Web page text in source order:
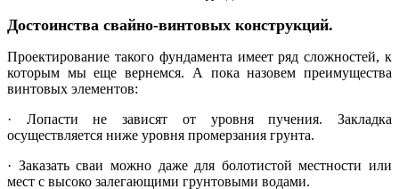
Достоинства свайно-винтовых конструкций.
Проектирование такого фундамента имеет ряд сложностей, к
которым мы еще вернемся. А пока назовем преимущества
винтовых элементов:
· Лопасти не зависят от уровня пучения. Закладка
осуществляется ниже уровня промерзания грунта.
· Заказать сваи можно даже для болотистой местности или
мест с высоко залегающими грунтовыми водами.